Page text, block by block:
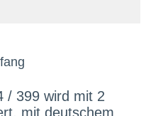
/ 399 wird mit 2
mit deutschem